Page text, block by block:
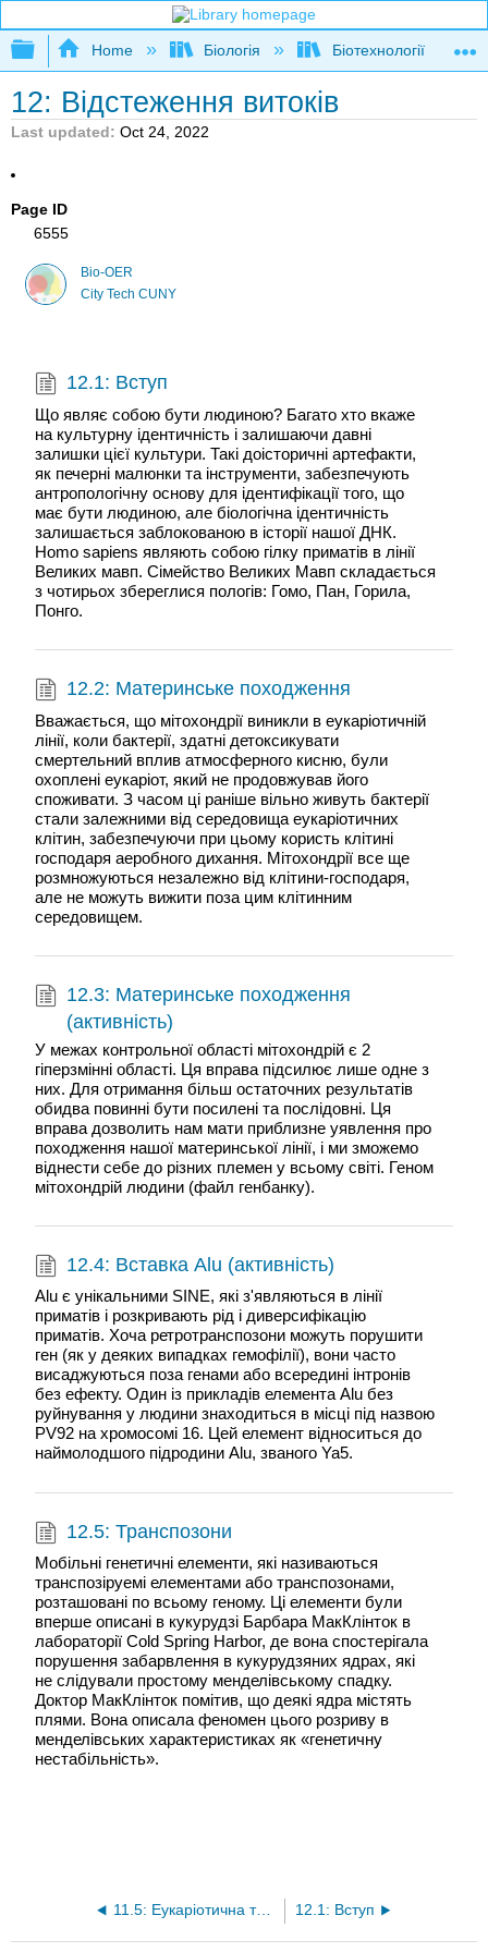
Expand/collapse global hierarchy
Home Біологія Біотехнології
12: Відстеження витоків
Last updated Oct 24, 2022
Page ID
6555
Bio-OER
City Tech CUNY
12.1: Вступ
Що являє собою бути людиною? Багато хто вкаже
на культурну ідентичність і залишаючи давні
залишки цієї культури. Такі доісторичні артефакти,
як печерні малюнки та інструменти, забезпечують
антропологічну основу для ідентифікації того, що
має бути людиною, але біологічна ідентичність
залишається заблокованою в історії нашої ДНК.
Homo sapiens являють собою гілку приматів в лінії
Великих мавп. Сімейство Великих Мавп складається
з чотирьох збереглися пологів: Гомо, Пан, Горила,
Понго.
12.2: Материнське походження
Вважається, що мітохондрії виникли в еукаріотичній
лінії, коли бактерії, здатні детоксикувати
смертельний вплив атмосферного кисню, були
охоплені еукаріот, який не продовжував його
споживати. З часом ці раніше вільно живуть бактерії
стали залежними від середовища еукаріотичних
клітин, забезпечуючи при цьому користь клітині
господаря аеробного дихання. Мітохондрії все ще
розмножуються незалежно від клітини-господаря,
але не можуть вижити поза цим клітинним
середовищем.
12.3: Материнське походження
(активність)
У межах контрольної області мітохондрій є 2
гіперзмінні області. Ця вправа підсилює лише одне з
них. Для отримання більш остаточних результатів
обидва повинні бути посилені та послідовні. Ця
вправа дозволить нам мати приблизне уявлення про
походження нашої материнської лінії, і ми зможемо
віднести себе до різних племен у всьому світі. Геном
мітохондрій людини (файл генбанку).
12.4: Вставка Alu (активність)
Alu є унікальними SINE, які з'являються в лінії
приматів і розкривають рід і диверсифікацію
приматів. Хоча ретротранспозони можуть порушити
ген (як у деяких випадках гемофілії), вони часто
висаджуються поза генами або всередині інтронів
без ефекту. Один із прикладів елемента Alu без
руйнування у людини знаходиться в місці під назвою
PV92 на хромосомі 16. Цей елемент відноситься до
наймолодшого підродини Alu, званого Ya5.
12.5: Транспозони
Мобільні генетичні елементи, які називаються
транспозіруемі елементами або транспозонами,
розташовані по всьому геному. Ці елементи були
вперше описані в кукурудзі Барбара МакКлінток в
лабораторії Cold Spring Harbor, де вона спостерігала
порушення забарвлення в кукурудзяних ядрах, які
не слідували простому менделівському спадку.
Доктор МакКлінток помітив, що деякі ядра містять
плями. Вона описала феномен цього розриву в
менделівських характеристиках як «генетичну
нестабільність».
11.5: Еукаріотична транскрипція 12.1: Вступ